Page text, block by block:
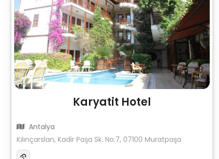
Karyatit Hotel
Antalya
Kılınçarslan, Kadir Paşa Sk. No:7, 07100 Muratpaşa